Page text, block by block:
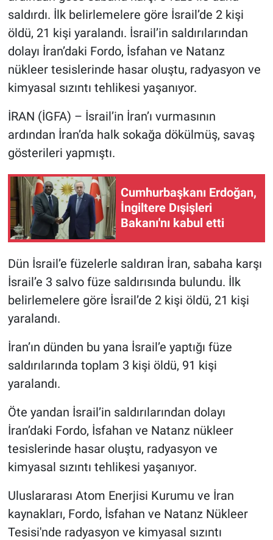
saldırdı. İlk belirlemelere göre İsrail’de 2 kişi
öldü, 21 kişi yaralandı. İsrail’in saldırılarından
dolayı İran’daki Fordo, İsfahan ve Natanz
nükleer tesislerinde hasar oluştu, radyasyon ve
kimyasal sızıntı tehlikesi yaşanıyor.
İRAN (İGFA) – İsrail’in İran’ı vurmasının
ardından İran’da halk sokağa dökülmüş, savaş
gösterileri yapmıştı.
Cumhurbaşkanı Erdoğan,
İngiltere Dışişleri
Bakanı'nı kabul etti
Dün İsrail’e füzelerle saldıran İran, sabaha karşı
İsrail’e 3 salvo füze saldırısında bulundu. İlk
belirlemelere göre İsrail’de 2 kişi öldü, 21 kişi
yaralandı.
İran’ın dünden bu yana İsrail’e yaptığı füze
saldırılarında toplam 3 kişi öldü, 91 kişi
yaralandı.
Öte yandan İsrail’in saldırılarından dolayı
İran’daki Fordo, İsfahan ve Natanz nükleer
tesislerinde hasar oluştu, radyasyon ve
kimyasal sızıntı tehlikesi yaşanıyor.
Uluslararası Atom Enerjisi Kurumu ve İran
kaynakları, Fordo, İsfahan ve Natanz Nükleer
Tesisi'nde radyasyon ve kimyasal sızıntı